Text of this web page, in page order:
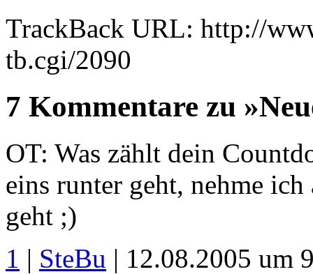
TrackBack URL: http://
tb.cgi/2090
7 Kommentare zu
OT: Was zählt dein
eins runter geht, nehme
geht ;)
1 | SteBu | 12.08.2005 um